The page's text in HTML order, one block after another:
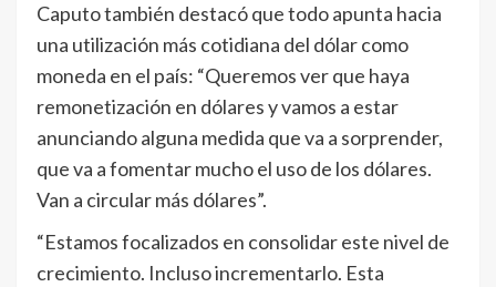
Caputo también destacó que todo apunta hacia
una utilización más cotidiana del dólar como
moneda en el país: “Queremos ver que haya
remonetización en dólares y vamos a estar
anunciando alguna medida que va a sorprender,
que va a fomentar mucho el uso de los dólares.
Van a circular más dólares”.
“Estamos focalizados en consolidar este nivel de
crecimiento. Incluso incrementarlo. Esta